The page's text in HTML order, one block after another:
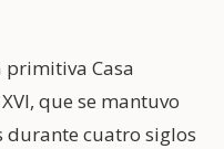
primitiva Casa
que se mantuvo
durante cuatro siglos